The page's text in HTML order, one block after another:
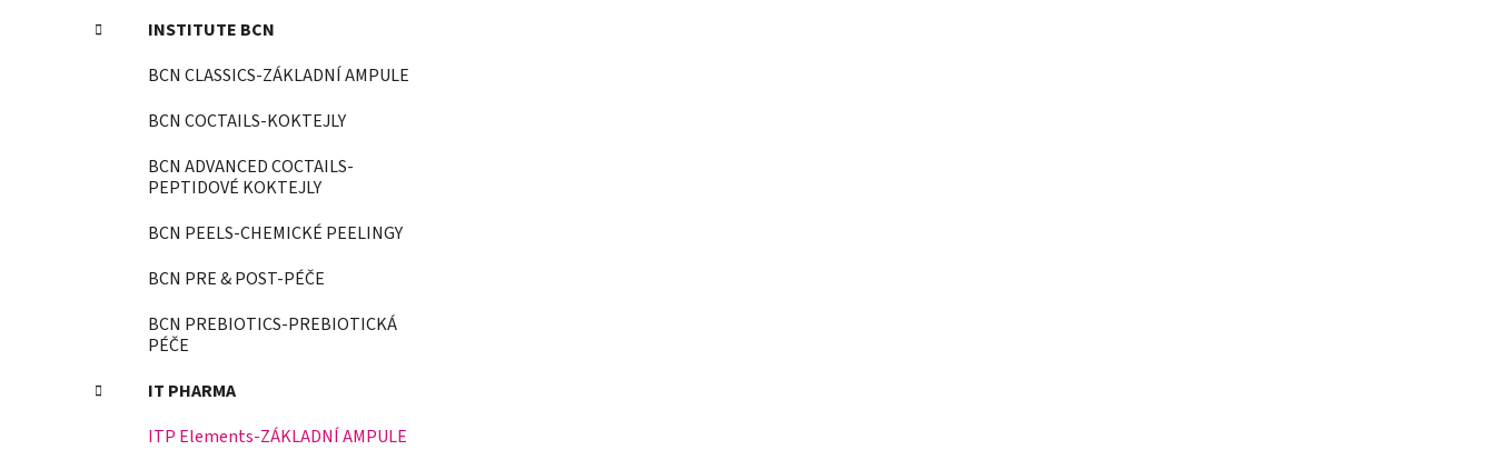
INSTITUTE BCN
BCN CLASSICS-ZÁKLADNÍ AMPULE
BCN COCTAILS-KOKTEJLY
BCN ADVANCED COCTAILS-
PEPTIDOVÉ KOKTEJLY
BCN PEELS-CHEMICKÉ PEELINGY
BCN PRE & POST-PÉČE
BCN PREBIOTICS-PREBIOTICKÁ
PÉČE
IT PHARMA
ITP Elements-ZÁKLADNÍ AMPULE